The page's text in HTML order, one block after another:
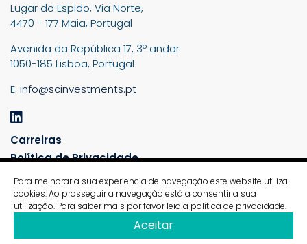
Lugar do Espido, Via Norte,
4470 - 177 Maia, Portugal
Avenida da República 17, 3º andar
1050-185 Lisboa, Portugal
E. info@scinvestments.pt
Carreiras
Política de Privacidade
Política RSE / Política de Sustentabilidade
Canal de Denúncias
SC – SONAE CAPITAL INVESTMENTS, SGPS, S.A. ®2025
Para melhorar a sua experiencia de navegação este website utiliza
cookies. Ao prosseguir a navegação está a consentir a sua
utilização. Para saber mais por favor leia a política de privacidade.
Aceitar